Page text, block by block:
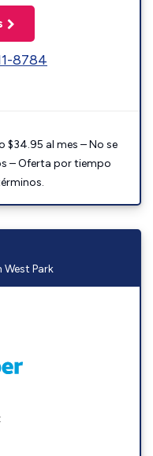
8784
$34.95 al mes – No se
– Oferta por tiempo
West Park